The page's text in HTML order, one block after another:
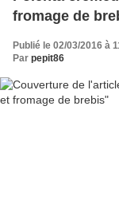
fromage de
Publié le 02/03/2016 à
Par pepit86